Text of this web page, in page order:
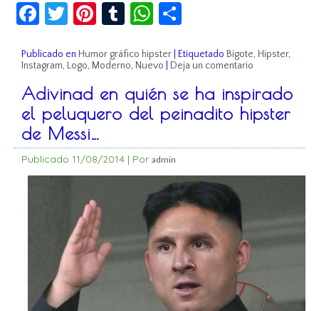
Facebook
Twitter
Pinterest
TumblrWhatsApp
Publicado en Humor gráfico hipster Etiquetado Bigote, Hipster,
Instagram, Logo, Moderno, Nuevo Deja un comentario
Adivinad en quién se ha inspirado
el peluquero del peinadito hipster
de Messi…
Publicado 11/08/2014 | Por admin